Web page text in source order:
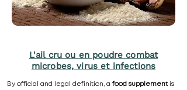
L'ail cru ou en poudre combat
microbes, virus et infections
By official and legal definition, a food supplementis